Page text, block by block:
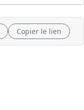
Copier le lien